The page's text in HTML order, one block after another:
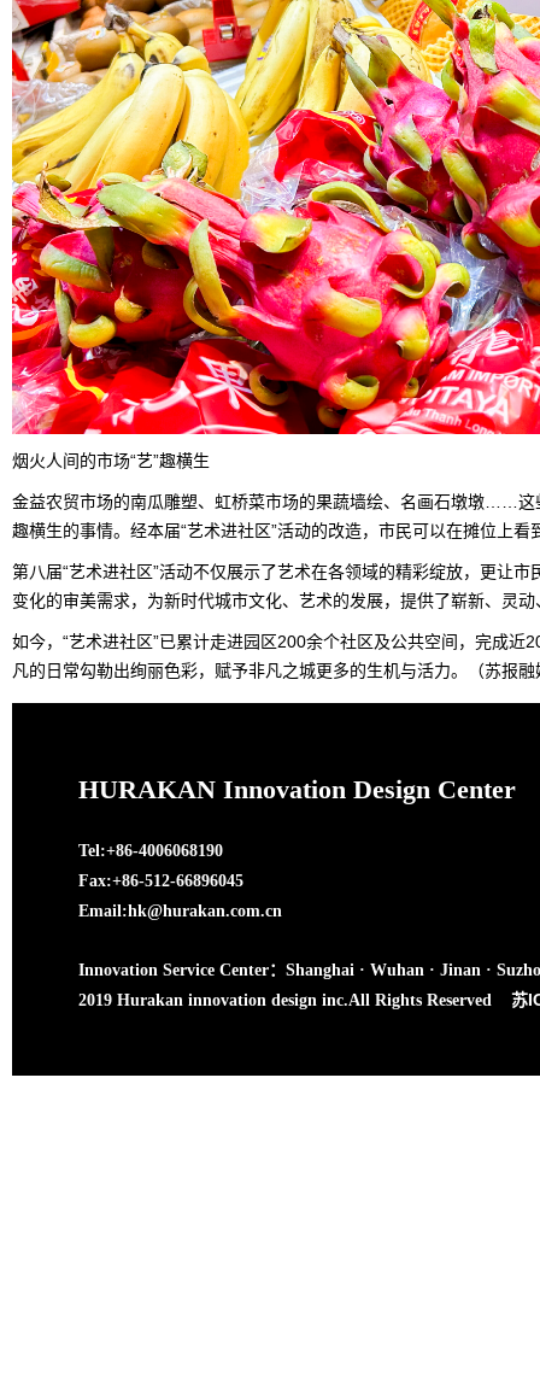
烟火人间的市场“艺”趣横生
金益农贸市场的南瓜雕塑、虹桥菜市场的果蔬墙绘、名画石墩墩……这
趣横生的事情。经本届“艺术进社区”活动的改造，市民可以在摊位上
第八届“艺术进社区”活动不仅展示了艺术在各领域的精彩绽放，更让
变化的审美需求，为新时代城市文化、艺术的发展，提供了崭新、灵
如今，“艺术进社区”已累计走进园区200余个社区及公共空间，完成
凡的日常勾勒出绚丽色彩，赋予非凡之城更多的生机与活力。（苏报
HURAKAN Innovation Design Center
Tel:+86-4006068190
Fax:+86-512-66896045
Email:hk@hurakan.com.cn
Innovation Service Center：Shanghai · Wuhan · Jinan ·
2019 Hurakan innovation design inc.All Rights Reserved 苏